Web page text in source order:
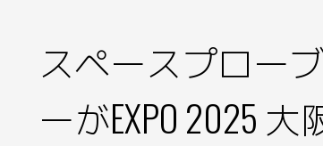
スペースプロー
ーがEXPO 2025